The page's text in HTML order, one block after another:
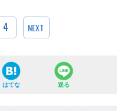
4 NEXT
はてな 送る